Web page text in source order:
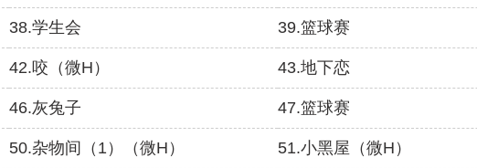
38.学生会 39.篮球赛
42.咬（微H） 43.地下恋
46.灰兔子 47.篮球赛
50.杂物间（1）（微H） 51.小黑屋（微H）